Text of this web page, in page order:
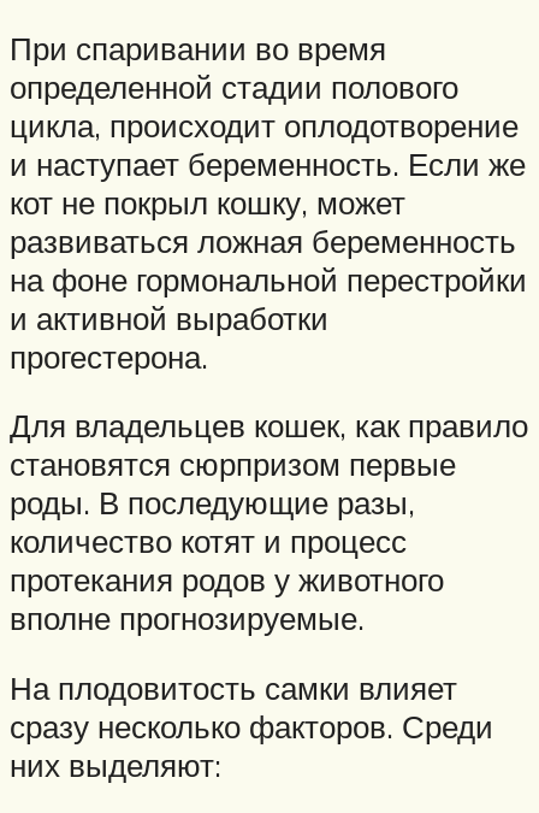
При спаривании во время
определенной стадии полового
цикла, происходит оплодотворение
и наступает беременность. Если же
кот не покрыл кошку, может
развиваться ложная беременность
на фоне гормональной перестройки
и активной выработки
прогестерона.
Для владельцев кошек, как правило
становятся сюрпризом первые
роды. В последующие разы,
количество котят и процесс
протекания родов у животного
вполне прогнозируемые.
На плодовитость самки влияет
сразу несколько факторов. Среди
них выделяют: